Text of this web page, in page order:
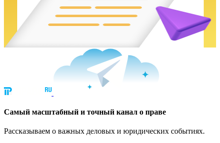
Cамый масштабный и точный канал о праве
Рассказываем о важных деловых и юридических событиях.